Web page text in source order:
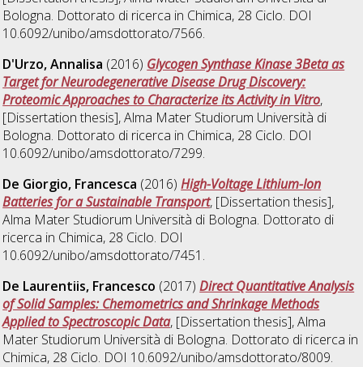
Bologna. Dottorato di ricerca in Chimica, 28 Ciclo. DOI
10.6092/unibo/amsdottorato/7566.
D'Urzo, Annalisa (2016) Glycogen Synthase Kinase 3Beta as
Target for Neurodegenerative Disease Drug Discovery:
Proteomic Approaches to Characterize its Activity in Vitro,
[Dissertation thesis], Alma Mater Studiorum Università di
Bologna. Dottorato di ricerca in Chimica, 28 Ciclo. DOI
10.6092/unibo/amsdottorato/7299.
De Giorgio, Francesca (2016)High-Voltage Lithium-Ion
Batteries for a Sustainable Transport, [Dissertation thesis],
Alma Mater Studiorum Università di Bologna. Dottorato di
ricerca in Chimica, 28 Ciclo. DOI
10.6092/unibo/amsdottorato/7451.
De Laurentiis, Francesco (2017)Direct Quantitative Analysis
of Solid Samples: Chemometrics and Shrinkage Methods
Applied to Spectroscopic Data, [Dissertation thesis], Alma
Mater Studiorum Università di Bologna. Dottorato di ricerca in
Chimica, 28 Ciclo. DOI 10.6092/unibo/amsdottorato/8009.